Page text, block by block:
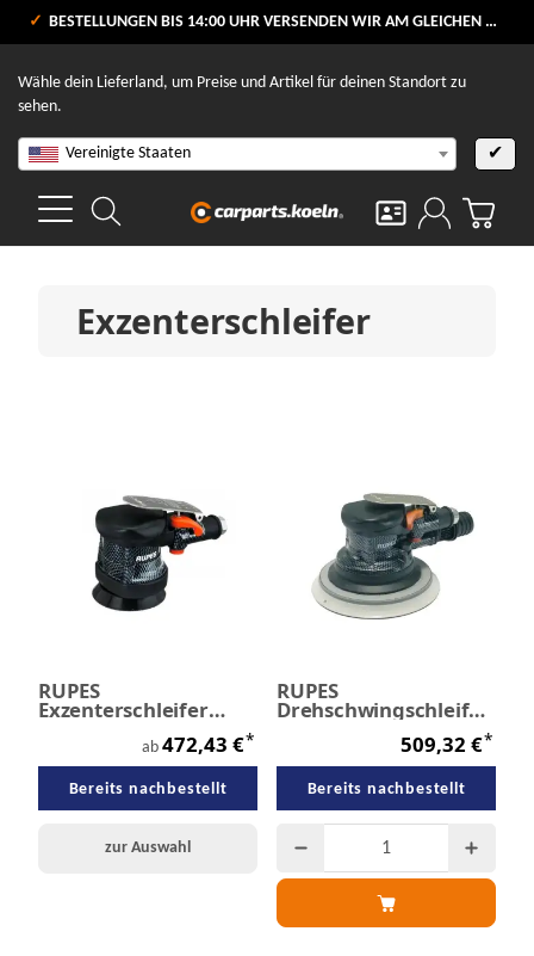
VERSANDKOSTENFREI AB 80 €
BESTELLUNGEN BIS 14:00 UHR VERSENDEN WIR AM GLEICHEN WERKTAG
Wähle dein Lieferland, um Preise und Artikel für deinen Standort zu
sehen.
Vereinigte Staaten ✔
Exzenterschleifer
RUPES
Exzenterschleifer
ohne Absaugung
ab 472,43 €*
Bereits nachbestellt
zur Auswahl
RUPES
Drehschwingschleifer
pneumatisch
509,32 €*
Bereits nachbestellt